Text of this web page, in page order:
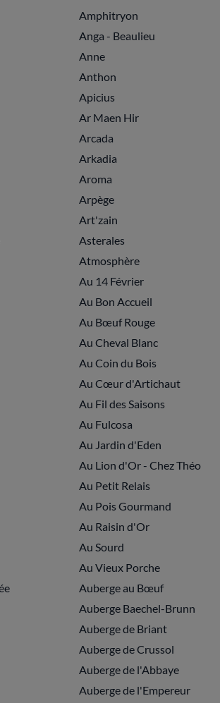
Amphitryon
Anga - Beaulieu
Anne
Anthon
Apicius
Ar Maen Hir
Arcada
Arkadia
Aroma
Arpège
Art'zain
Asterales
Atmosphère
Au 14 Février
Au Bon Accueil
Au Bœuf Rouge
Au Cheval Blanc
Au Coin du Bois
Au Cœur d'Artichaut
Au Fil des Saisons
Au Fulcosa
Au Jardin d'Eden
Au Lion d'Or - Chez Théo
Au Petit Relais
Au Pois Gourmand
Au Raisin d'Or
Au Sourd
Au Vieux Porche
Auberge au Bœuf
Auberge Baechel-Brunn
Auberge de Briant
Auberge de Crussol
Auberge de l'Abbaye
Auberge de l'Empereur